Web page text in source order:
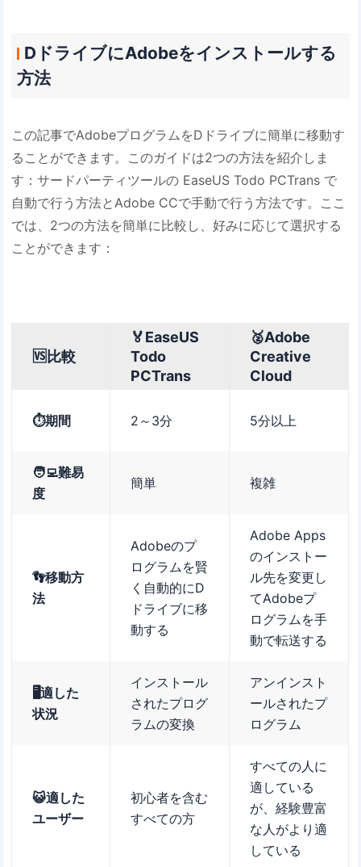
DドライブにAdobeをインストールする
方法
この記事でAdobeプログラムをDドライブに簡単に移動す
ることができます。このガイドは2つの方法を紹介しま
す：サードパーティツールの EaseUS Todo PCTrans で
自動で行う方法とAdobe CCで手動で行う方法です。ここ
では、2つの方法を簡単に比較し、好みに応じて選択する
ことができます：
🆚比較
🏅EaseUS
Todo
PCTrans
🥈Adobe
Creative
Cloud
⏱️期間 2～3分 5分以上
🧑‍💻難易
度
簡単 複雑
👣移動方
法
Adobeのプ
ログラムを賢
く自動的にD
ドライブに移
動する
Adobe Apps
のインストー
ル先を変更し
てAdobeプ
ログラムを手
動で転送する
🖥️適した
状況
インストール
されたプログ
ラムの変換
アンインスト
ールされたプ
ログラム
😺適した
ユーザー
初心者を含む
すべての方
すべての人に
適している
が、経験豊富
な人がより適
している